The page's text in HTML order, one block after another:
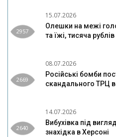
2957
15.07.2026
Олешки на межі
та їжі, тисяча
2669
08.07.2026
Російські бомби
скандального ТРЦ в
2640
14.07.2026
Вибухівка під
знахідка в Херсоні